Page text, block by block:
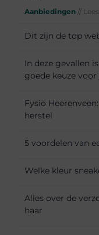
Aanbiedingen //
Dit zijn de top
In deze gevallen
goede keuze voor
Fysio
herstel
5 voordelen van
Welke kleur
Alles over de
haar